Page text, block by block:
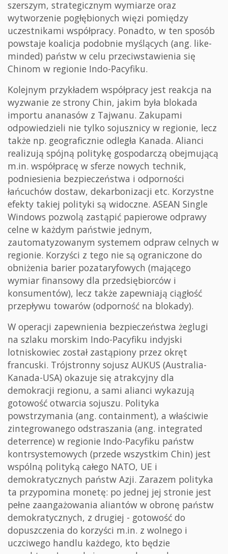
szerszym, strategicznym wymiarze oraz
wytworzenie pogłębionych więzi pomiędzy
uczestnikami współpracy. Ponadto, w ten sposób
powstaje koalicja podobnie myślących (ang. like-
minded) państw w celu przeciwstawienia się
Chinom w regionie Indo-Pacyfiku.
Kolejnym przykładem współpracy jest reakcja na
wyzwanie ze strony Chin, jakim była blokada
importu ananasów z Tajwanu. Zakupami
odpowiedzieli nie tylko sojusznicy w regionie, lecz
także np. geograficznie odległa Kanada. Alianci
realizują spójną politykę gospodarczą obejmującą
m.in. współpracę w sferze nowych technik,
podniesienia bezpieczeństwa i odporności
łańcuchów dostaw, dekarbonizacji etc. Korzystne
efekty takiej polityki są widoczne. ASEAN Single
Windows pozwolą zastąpić papierowe odprawy
celne w każdym państwie jednym,
zautomatyzowanym systemem odpraw celnych w
regionie. Korzyści z tego nie są ograniczone do
obniżenia barier pozataryfowych (mającego
wymiar finansowy dla przedsiębiorców i
konsumentów), lecz także zapewniają ciągłość
przepływu towarów (odporność na blokady).
W operacji zapewnienia bezpieczeństwa żeglugi
na szlaku morskim Indo-Pacyfiku indyjski
lotniskowiec został zastąpiony przez okręt
francuski. Trójstronny sojusz AUKUS (Australia-
Kanada-USA) okazuje się atrakcyjny dla
demokracji regionu, a sami alianci wykazują
gotowość otwarcia sojuszu. Polityka
powstrzymania (ang. containment), a właściwie
zintegrowanego odstraszania (ang. integrated
deterrence) w regionie Indo-Pacyfiku państw
kontrsystemowych (przede wszystkim Chin) jest
wspólną polityką całego NATO, UE i
demokratycznych państw Azji. Zarazem polityka
ta przypomina monetę: po jednej jej stronie jest
pełne zaangażowania aliantów w obronę państw
demokratycznych, z drugiej - gotowość do
dopuszczenia do korzyści m.in. z wolnego i
uczciwego handlu każdego, kto będzie